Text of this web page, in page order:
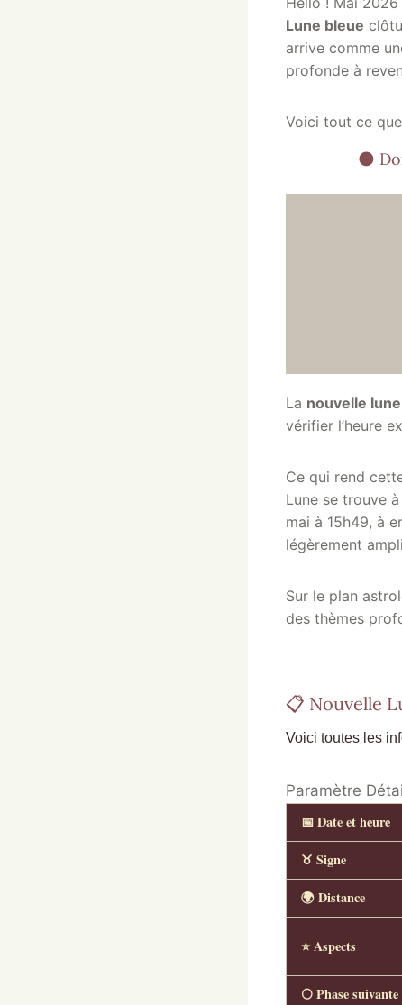
Lune bleue
arrive comme
profonde à
Voici tout ce
🌑
La nouvelle
vérifier l’heure
Ce qui rend
Lune se trouve
mai à 15h49, à
légèrement
Sur le plan
des thèmes
📋 Nouvelle
Voici toutes les
Paramètre
📅 Date et heure
♉ Signe
🌍 Distance
⭐ Aspects
🌕 Phase suivante